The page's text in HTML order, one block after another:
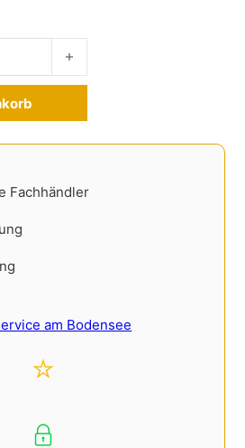
AD1 2016-2024 Menge
Fachhändler
am Bodensee